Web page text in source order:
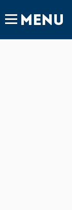
MENU